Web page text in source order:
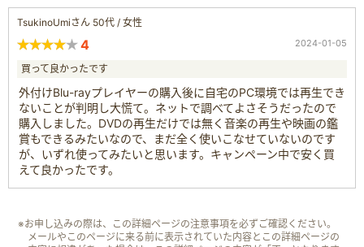
TsukinoUmiさん 50代 / 女性
4 2024-01-05
買って良かったです
外付けBlu-rayプレイヤーの購入後に自宅のPC環境では再生でき
ないことが判明し大慌て。ネットで調べてよさそうだったので
購入しました。DVDの再生だけでは無く音楽の再生や映画の鑑
賞もできるみたいなので、まだ全く使いこなせていないのです
が、いずれ使ってみたいと思います。キャンペーン中で安く買
えて良かったです。
※お申し込みの際は、この詳細ページの注意事項を必ずご確認ください。
メールやこのページに来る前に表示されていた内容とこの詳細ページの